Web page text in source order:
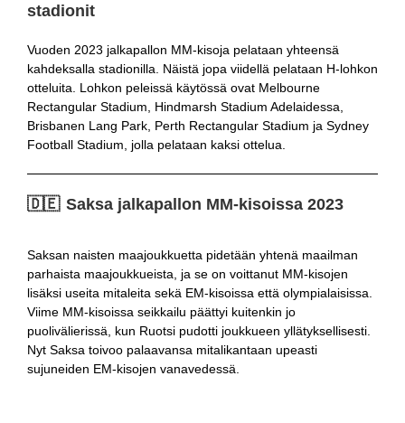
stadionit
Vuoden 2023 jalkapallon MM-kisoja pelataan yhteensä
kahdeksalla stadionilla. Näistä jopa viidellä pelataan H-lohkon
otteluita. Lohkon peleissä käytössä ovat Melbourne
Rectangular Stadium, Hindmarsh Stadium Adelaidessa,
Brisbanen Lang Park, Perth Rectangular Stadium ja Sydney
Football Stadium, jolla pelataan kaksi ottelua.
🇩🇪 Saksa jalkapallon MM-kisoissa 2023
Saksan naisten maajoukkuetta pidetään yhtenä maailman
parhaista maajoukkueista, ja se on voittanut MM-kisojen
lisäksi useita mitaleita sekä EM-kisoissa että olympialaisissa.
Viime MM-kisoissa seikkailu päättyi kuitenkin jo
puolivälierissä, kun Ruotsi pudotti joukkueen yllätyksellisesti.
Nyt Saksa toivoo palaavansa mitalikantaan upeasti
sujuneiden EM-kisojen vanavedessä.